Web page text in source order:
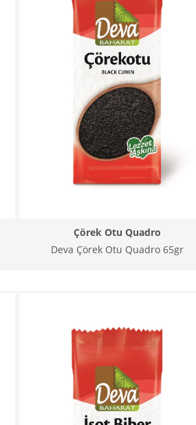
Çörek Otu Quadro
Deva Çörek Otu Quadro 65gr